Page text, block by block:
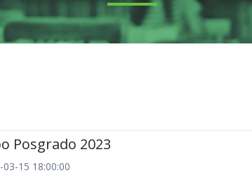
Posgrado 2023
03-15 18:00:00